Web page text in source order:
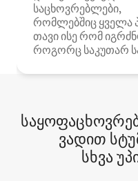
საცხოვრებლები,
რომლებშიც ყველა
თავი ისე რომ
როგორც საკუთარ
ვადით
სხვა